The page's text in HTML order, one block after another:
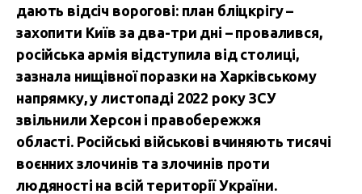
дають відсіч ворогові: план бліцкрігу –
захопити Київ за два-три дні – провалився,
російська армія відступила від столиці,
зазнала нищівної поразки на Харківському
напрямку, у листопаді 2022 року ЗСУ
звільнили Херсон і правобережжя
області. Російські військові вчиняють тисячі
воєнних злочинів та злочинів проти
людяності на всій території України.